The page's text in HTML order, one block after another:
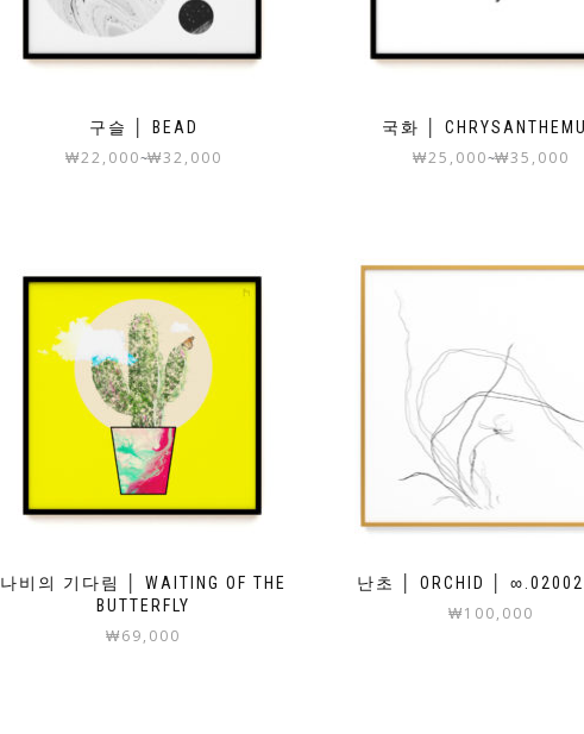
구슬 │ BEAD
₩22,000~₩32,000
국화 │
₩25,000~₩35,000
나비의 기다림 │ WAITING OF THE
BUTTERFLY
₩69,000
난초 │ ORCHID │
₩100,000